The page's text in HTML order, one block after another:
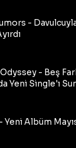
-
- Beş
Yeni Single'ı
Yeni Albüm